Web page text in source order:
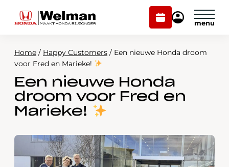
Plan
onderhoud
Mijn
Modellen
Voorraad
Onderhoud en service
Over ons
Webshop
Plan onderhoud
Mijn Honda Welman
Home / Happy Customers / Een nieuwe Honda droom
voor Fred en Marieke!
Een nieuwe Honda
droom voor Fred en
Marieke!